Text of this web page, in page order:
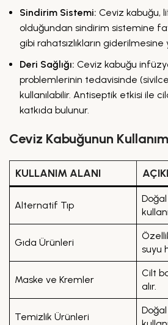
Sindirim Sistemi: Ceviz kabuğu,
olduğundan sindirim sistemine
gibi rahatsızlıkların giderilmesine
Deri Sağlığı: Ceviz kabuğu
problemlerinin tedavisinde
kullanılabilir. Antiseptik etkisi ile
katkıda bulunur.
Ceviz Kabuğunun
KULLANIM ALANI
Alternatif Tıp
Gıda Ürünleri
suyu
Maske ve Kremler
Cilt
alır.
Temizlik Ürünleri